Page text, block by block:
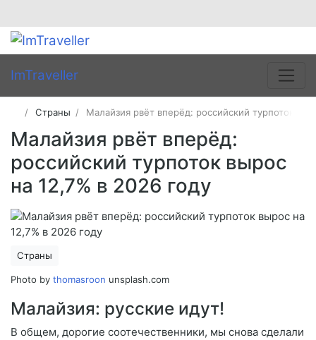
ImTraveller
Страны Малайзия рвёт вперёд: российский турпоток
Малайзия рвёт вперёд:
российский турпоток вырос
на 12,7% в 2026 году
Страны
Photo by thomasroon unsplash.com
Малайзия: русские идут!
В общем, дорогие соотечественники, мы снова сделали